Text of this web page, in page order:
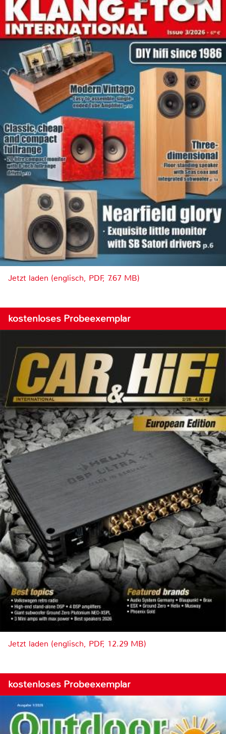
Jetzt laden (englisch, PDF, 7.67 MB)
kostenloses Probeexemplar
Jetzt laden (englisch, PDF, 12.29 MB)
kostenloses Probeexemplar